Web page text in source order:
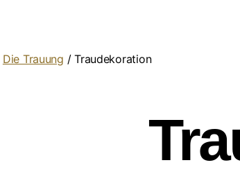
Die Trauung / Traudekoration